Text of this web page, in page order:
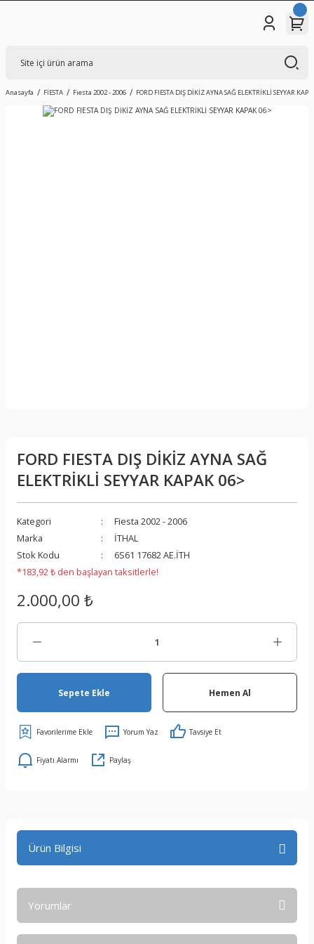
Anasayfa FİESTA Fiesta 2002 - 2006 FORD FIESTA DIŞ DİKİZ AYNA SAĞ ELEKTRİKLİ SEYYAR
FORD FIESTA DIŞ DİKİZ AYNA SAĞ
ELEKTRİKLİ SEYYAR KAPAK 06>
Kategori
Fiesta 2002 - 2006
Marka
İTHAL
Stok Kodu
6S61 17682 AE.İTH
*183,92 ₺ den başlayan taksitlerle!
2.000,00 ₺
Sepete Ekle Hemen Al
Yorum Yaz Tavsiye Et
Fiyatı Alarmı Paylaş
Ürün Bilgisi
Yorumlar